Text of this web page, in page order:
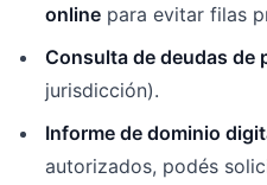
online para evitar filas
Consulta de deudas de
jurisdicción).
Informe de dominio
autorizados, podés